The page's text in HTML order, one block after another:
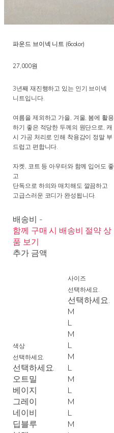
파운드 브이넥 니트 (6color)
27,000원
3년째 재진행하고 있는 인기 브이넥
니트입니다.
여름을 제외하고 가을, 겨울, 봄에 활용
하기 좋은 적당한 두께의 원단으로, 캐
시 가공 처리로 인해 착용감이 정말 부
드럽고 편합니다.
자켓, 코트 등 아우터와 함께 입어도 좋
고
단독으로 하의와 매치해도 깔끔하고
고급스러운 코디가 완성됩니다.
배송비 -
함께 구매 시 배송비 절약 상
품 보기
추가 금액
색상
선택하세요.
선택하세요.
오트밀
베이지
그레이
네이비
딥블루
사이즈
선택하세요.
선택하세요.
M
L
M
L
M
L
M
L
M
L
M